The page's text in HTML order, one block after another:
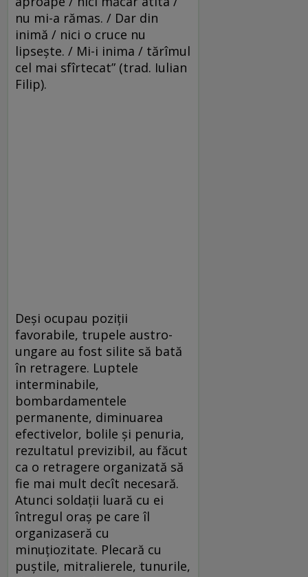
nu mi-a rămas. / Dar din
inimă / nici o cruce nu
lipsește. / Mi-i inima / tărîmul
cel mai sfîrtecat” (trad. Iulian
Filip).
Deși ocupau poziții
favorabile, trupele austro-
ungare au fost silite să bată
în retragere. Luptele
interminabile,
bombardamentele
permanente, diminuarea
efectivelor, bolile și penuria,
rezultatul previzibil, au făcut
ca o retragere organizată să
fie mai mult decît necesară.
Atunci soldații luară cu ei
întregul oraș pe care îl
organizaseră cu
minuțiozitate. Plecară cu
puștile, mitralierele, tunurile,